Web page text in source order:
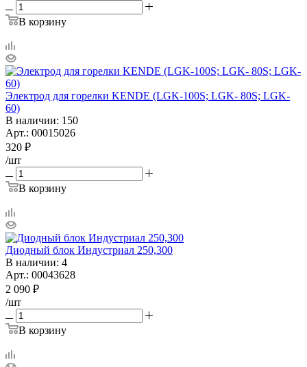
В корзину
Электрод для горелки KENDE (LGK-100S; LGK- 80S; LGK-
60)
В наличии: 150
Арт.: 00015026
320 ₽
/шт
В корзину
Диодный блок Индустриал 250,300
В наличии: 4
Арт.: 00043628
2 090 ₽
/шт
В корзину